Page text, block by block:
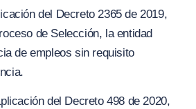
del Decreto 2365 de 2019,
de Selección, la entidad
de empleos sin requisito
del Decreto 498 de 2020,